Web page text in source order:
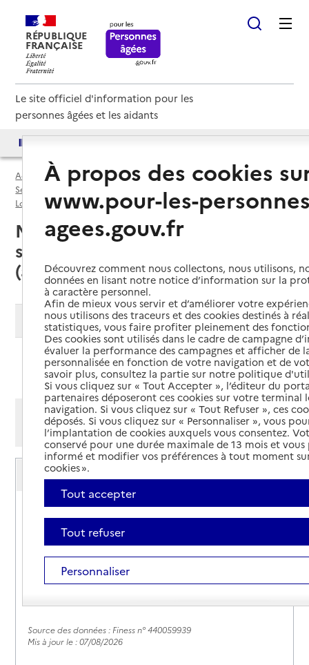
RÉPUBLIQUE
FRANÇAISE
Le site officiel d'information pour les
personnes âgées et les aidants
Accueil
Espace annuaire
Services autonomie à domicile (aide) par département
Loire-Atlantique (44)
Service autonomie à domicile (aide)
Marsac-sur-Don (44170) : liste des
services autonomie à domicile
(aide)
Modifier ma recherche
Ajouter cette recherche aux favoris
Afficher les résultats par:
Mode liste
Mode carte
Service autonomie à domicile (aide)
Services Âges et vie
Adresse
Rue des Roseaux
-Marsac-sur-Don
03 81 25 08 23
Contact
Source des données : Finess n° 440059939
Mis à jour le : 07/08/2026
À propos des cookies
www.pour-les-
agees.gouv.fr
Découvrez comment nous collectons, nous utilisons,
données en lisant notre notice d’information sur la
à caractère personnel.
Afin de mieux vous servir et d’améliorer votre
nous utilisons des traceurs et des cookies destinés à
statistiques, vous faire profiter pleinement des
Des cookies sont utilisés dans le cadre de campagne
évaluer la performance des campagnes et afficher de
personnalisée en fonction de votre navigation et de
savoir plus, consultez la partie sur notre politique
Si vous cliquez sur « Tout Accepter », l’éditeur du
partenaires déposeront ces cookies sur votre terminal
navigation. Si vous cliquez sur « Tout Refuser », ces
déposés. Si vous cliquez sur « Personnaliser », vous
l’implantation de cookies auxquels vous consentez.
conservé pour une durée maximale de 13 mois et
informé et modifier vos préférences à tout moment
cookies ».
Tout accepter
Tout refuser
Personnaliser